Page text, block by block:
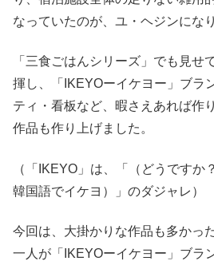
なっていたのが、ユ・ヘジンにな
「三食ごはんシリーズ」でも見せ
揮し、「IKEYOーイケヨー」ブラ
ティ・看板など、暇さえあれば作
作品も作り上げました。
（「IKEYO」は、「（どうです
韓国語でイケヨ）」のダジャレ）
今回は、大掛かりな作品も多かっ
一人が「IKEYOーイケヨー」ブラ